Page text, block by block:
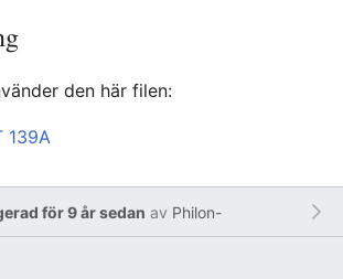
den här filen:
139A
för 9 år sedan av Philon-